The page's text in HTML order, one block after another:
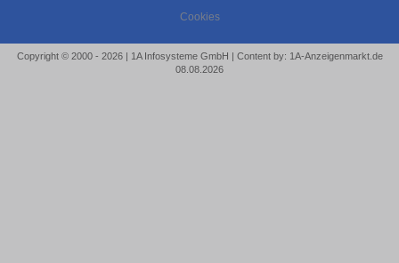
Cookies
Copyright © 2000 - 2026 | 1A Infosysteme GmbH | Content by: 1A-Anzeigenmarkt.de
08.08.2026